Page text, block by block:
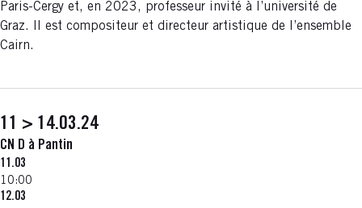
Paris-Cergy et, en 2023, professeur invité à l’université de
Graz. Il est compositeur et directeur artistique de l’ensemble
Cairn.
11 > 14.03.24
CN D à Pantin
11.03
10:00
12.03